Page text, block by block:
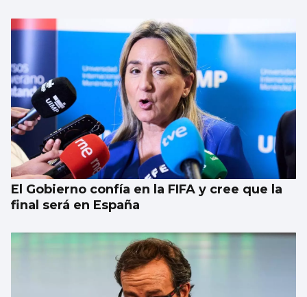
El Gobierno confía en la FIFA y cree que la
final será en España